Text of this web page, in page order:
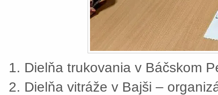
Dielňa trukovania v Báčskom
Dielňa vitráže v Bajši –